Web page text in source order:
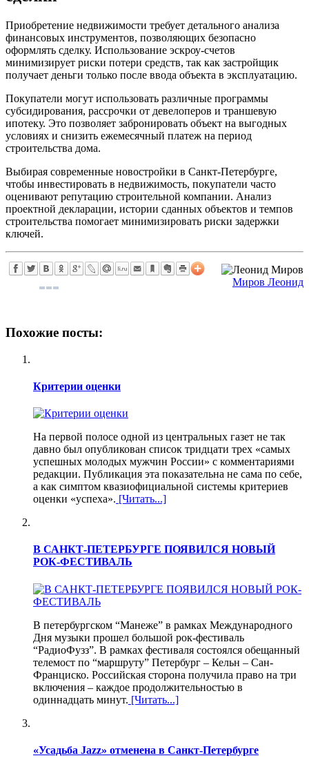
Приобретение недвижимости требует детального анализа
финансовых инструментов, позволяющих безопасно
оформлять сделку. Использование эскроу-счетов
минимизирует риски потери средств, так как застройщик
получает деньги только после ввода объекта в эксплуатацию.
Покупатели могут использовать различные программы
субсидирования, рассрочки от девелоперов и траншевую
ипотеку. Это позволяет забронировать объект на выгодных
условиях и снизить ежемесячный платеж на период
строительства дома.
Выбирая современные новостройки в Санкт-Петербурге,
чтобы инвестировать в недвижимость, покупатели часто
оценивают репутацию строительной компании. Анализ
проектной декларации, истории сданных объектов и темпов
строительства помогает минимизировать риски задержки
ключей.
Миров Леонид
Похожие посты:
Критерии оценки
На первой полосе одной из центральных газет не так
давно был опубликован список тридцати трех «самых
успешных молодых мужчин России» с комментариями
редакции. Публикация эта показательна не сама по себе,
а как симптом квазиофициальной системы критериев
оценки «успеха». [Читать...]
В САНКТ-ПЕТЕРБУРГЕ ПОЯВИЛСЯ НОВЫЙ
РОК-ФЕСТИВАЛЬ
В петербургском “Манеже” в рамках Международного
Дня музыки прошел большой рок-фестиваль
“РадиоФузз”. В рамках фестиваля состоялся обещанный
телемост по “маршруту” Петербург – Кельн – Сан-
Франциско. Российская сторона получила право на три
включения – каждое продолжительностью в
одиннадцать минут. [Читать...]
«Усадьба Jazz» отменена в Санкт-Петербурге